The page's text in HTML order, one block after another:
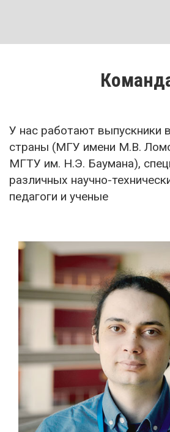
У нас работают выпускники
страны (МГУ имени М.В.
МГТУ им. Н.Э. Баумана),
различных научно-
педагоги и ученые